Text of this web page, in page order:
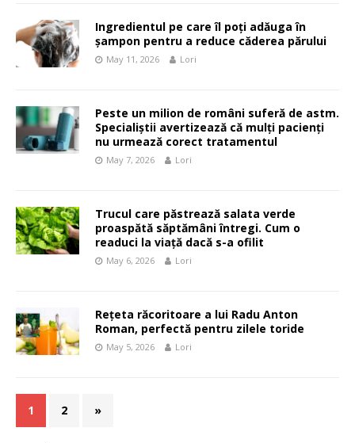
Ingredientul pe care îl poți adăuga în
șampon pentru a reduce căderea părului
May 11, 2026 Lori
Peste un milion de români suferă de astm.
Specialiștii avertizează că mulți pacienți
nu urmează corect tratamentul
May 7, 2026 Lori
Trucul care păstrează salata verde
proaspătă săptămâni întregi. Cum o
readuci la viață dacă s-a ofilit
May 6, 2026 Lori
Rețeta răcoritoare a lui Radu Anton
Roman, perfectă pentru zilele toride
May 5, 2026 Lori
1 2 »